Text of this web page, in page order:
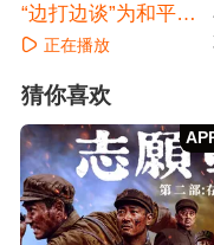
“边打边谈”为和平携
手奋战
正在播放
猜你喜欢